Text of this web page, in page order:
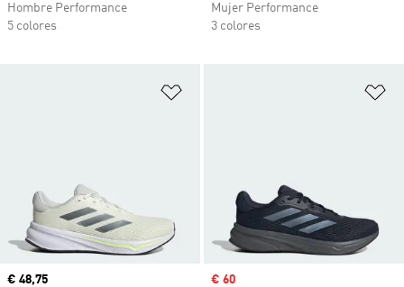
Hombre Performance
5 colores
Mujer Performance
3 colores
Precio actual
€ 48,75 Precio de venta
€ 60